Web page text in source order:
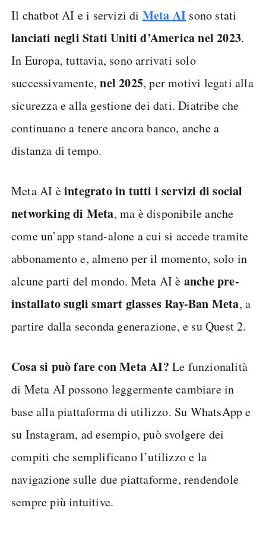
Il chatbot AI e i servizi di Meta AI sono stati
lanciati negli Stati Uniti d’America nel 2023.
In Europa, tuttavia, sono arrivati solo
successivamente,nel 2025, per motivi legati alla
sicurezza e alla gestione dei dati. Diatribe che
continuano a tenere ancora banco, anche a
distanza di tempo.
Meta AI èintegrato in tutti i servizi di social
networking di Meta, ma è disponibile anche
come un’app stand-alone a cui si accede tramite
abbonamento e, almeno per il momento, solo in
alcune parti del mondo. Meta AI è anche pre-
installato sugli smart glasses Ray-Ban Meta, a
partire dalla seconda generazione, e su Quest 2.
Cosa si può fare con Meta AI? Le funzionalità
di Meta AI possono leggermente cambiare in
base alla piattaforma di utilizzo. Su WhatsApp e
su Instagram, ad esempio, può svolgere dei
compiti che semplificano l’utilizzo e la
navigazione sulle due piattaforme, rendendole
sempre più intuitive.